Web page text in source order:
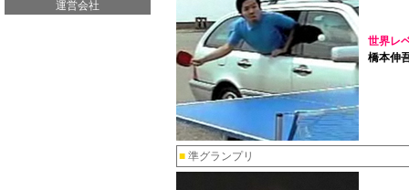
運営会社
世界レ
橋本伸
■ 準グランプリ